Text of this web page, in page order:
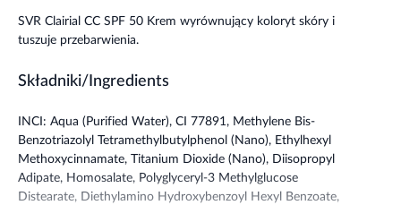
SVR Clairial CC SPF 50 Krem wyrównujący koloryt skóry i
tuszuje przebarwienia.
Składniki/Ingredients
INCI: Aqua (Purified Water), CI 77891, Methylene Bis-
Benzotriazolyl Tetramethylbutylphenol (Nano), Ethylhexyl
Methoxycinnamate, Titanium Dioxide (Nano), Diisopropyl
Adipate, Homosalate, Polyglyceryl-3 Methylglucose
Distearate, Diethylamino Hydroxybenzoyl Hexyl Benzoate,